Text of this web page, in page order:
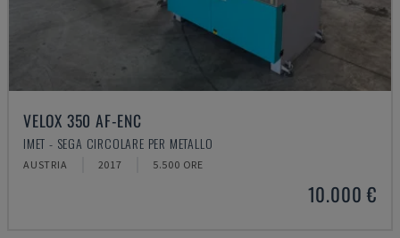
VELOX 350 AF-ENC
IMET - SEGA CIRCOLARE PER METALLO
AUSTRIA 2017 5.500 ORE
10.000 €